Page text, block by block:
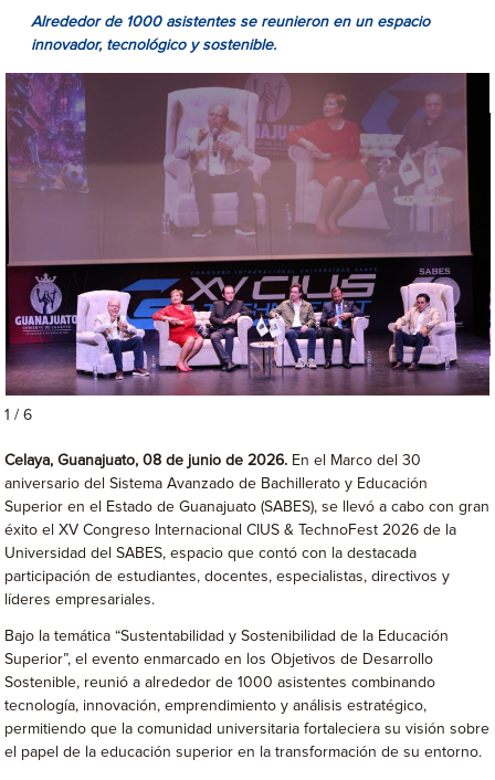
Alrededor de 1000 asistentes se reunieron en un espacio
innovador, tecnológico y sostenible.
1 / 6
Celaya, Guanajuato, 08 de junio de 2026. En el Marco del 30
aniversario del Sistema Avanzado de Bachillerato y Educación
Superior en el Estado de Guanajuato (SABES), se llevó a cabo con gran
éxito el XV Congreso Internacional CIUS & TechnoFest 2026 de la
Universidad del SABES, espacio que contó con la destacada
participación de estudiantes, docentes, especialistas, directivos y
líderes empresariales.
Bajo la temática “Sustentabilidad y Sostenibilidad de la Educación
Superior”, el evento enmarcado en los Objetivos de Desarrollo
Sostenible, reunió a alrededor de 1000 asistentes combinando
tecnología, innovación, emprendimiento y análisis estratégico,
permitiendo que la comunidad universitaria fortaleciera su visión sobre
el papel de la educación superior en la transformación de su entorno.